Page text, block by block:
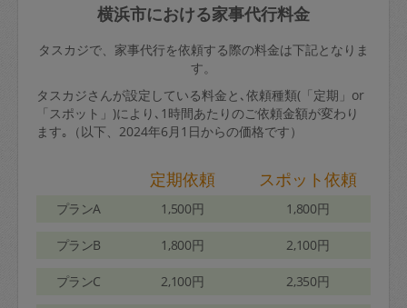
横浜市における家事代行料金
タスカジで、家事代行を依頼する際の料金は下記となりま
す。
タスカジさんが設定している料金と､依頼種類(「定期」or
「スポット」)により､1時間あたりのご依頼金額が変わり
ます｡（以下、2024年6月1日からの価格です）
定期依頼 スポット依頼
プランA 1,500円 1,800円
プランB 1,800円 2,100円
プランC 2,100円 2,350円